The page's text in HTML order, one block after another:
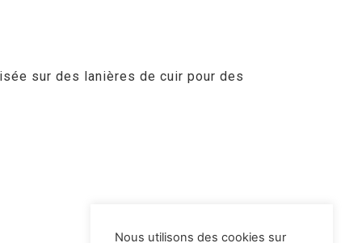
sur des lanières de cuir pour des
Nous utilisons des cookies sur